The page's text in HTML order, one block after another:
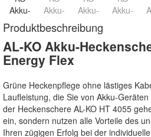
Produktbeschreibung
AL-KO Akku-
Energy Flex
Grüne Heckenpflege ohne lästiges
Laufleistung, die Sie von Akku-
der Heckenschere AL-KO HT 4055
ein, sondern nutzen alle Vorteile des
Ihren zügigen Erfolg bei der